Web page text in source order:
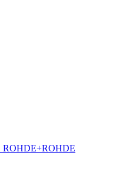
ROHDE+ROHDE